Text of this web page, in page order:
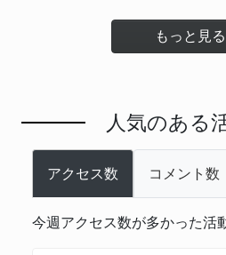
もっと見る
人気のある
アクセス数 コメント数
今週アクセス数が多かった活